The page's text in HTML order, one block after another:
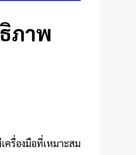
ภาพ
ครื่องมือที่เหมาะสม